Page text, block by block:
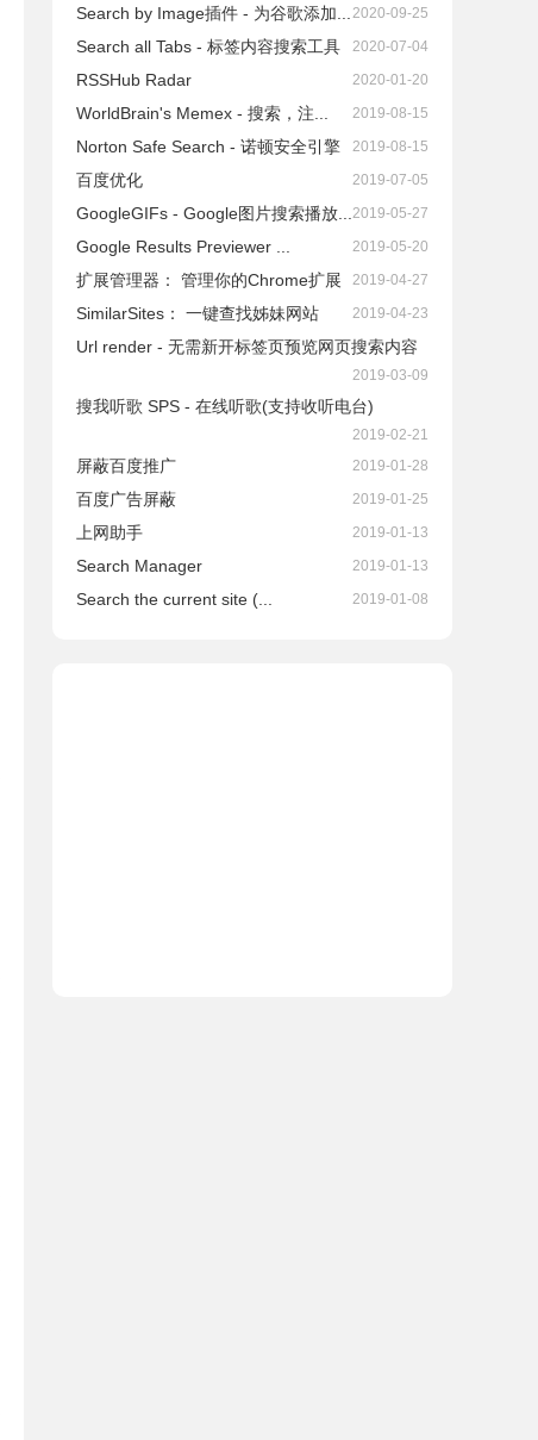
Search by Image插件 - 为谷歌添加... 2020-09-25
Search all Tabs - 标签内容搜索工具 2020-07-04
RSSHub Radar 2020-01-20
WorldBrain's Memex - 搜索，注... 2019-08-15
Norton Safe Search - 诺顿安全引擎 2019-08-15
百度优化 2019-07-05
GoogleGIFs - Google图片搜索播放... 2019-05-27
Google Results Previewer ... 2019-05-20
扩展管理器： 管理你的Chrome扩展 2019-04-27
SimilarSites： 一键查找姊妹网站 2019-04-23
Url render - 无需新开标签页预览网页搜索内容
2019-03-09
搜我听歌 SPS - 在线听歌(支持收听电台)
2019-02-21
屏蔽百度推广 2019-01-28
百度广告屏蔽 2019-01-25
上网助手 2019-01-13
Search Manager 2019-01-13
Search the current site (... 2019-01-08